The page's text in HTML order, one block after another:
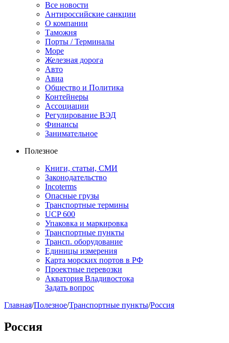
Все новости
Антироссийские санкции
О компании
Таможня
Порты / Терминалы
Море
Железная дорога
Авто
Авиа
Общество и Политика
Контейнеры
Ассоциации
Регулирование ВЭД
Финансы
Занимательное
Полезное
Книги, статьи, СМИ
Законодательство
Incoterms
Опасные грузы
Транспортные термины
UCP 600
Упаковка и маркировка
Транспортные пункты
Трансп. оборудование
Единицы измерения
Карта морских портов в РФ
Проектные перевозки
Акватория Владивостока
Задать вопрос
Главная/Полезное/Транспортные пункты/Россия
Россия